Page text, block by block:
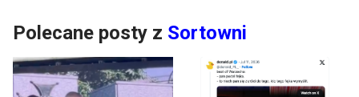
Polecane posty z Sortowni